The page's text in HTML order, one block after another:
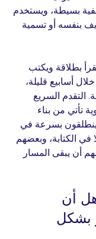
بسيطة، ويستخدم
بنفسه أو تسمية
بطلاقة ويكتب
أسابيع قليلة،
التقدم السريع
تأتي من بناء
بسرعة في
في الكتابة، وبعضهم
أن يبقى المسار
أن
بشكل